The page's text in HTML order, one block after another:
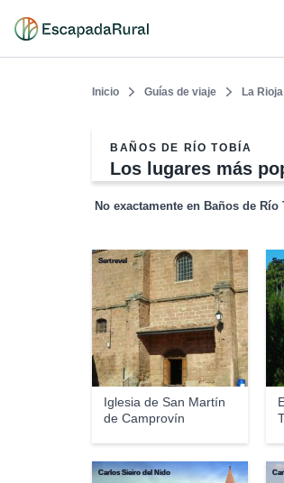
Inicio Guías de viaje La Rioja
BAÑOS DE RÍO TOBÍA
Los lugares más
No exactamente en Baños de Río
Iglesia de San Martín
de Camprovín
Sertrevel
Carlos Sieiro del Nido